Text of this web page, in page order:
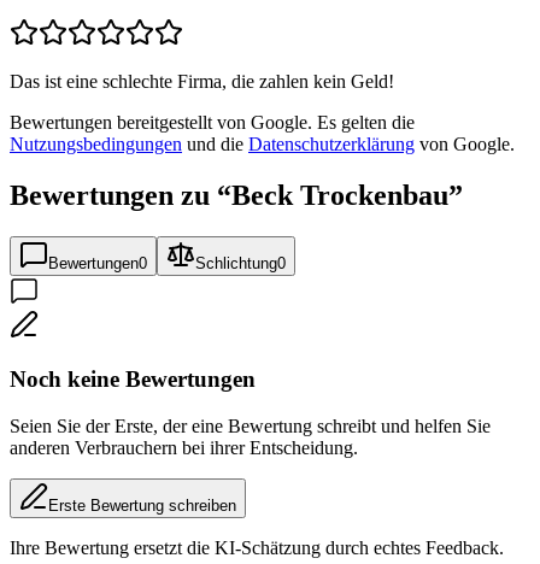
Das ist eine schlechte Firma, die zahlen kein Geld!
Bewertungen bereitgestellt von Google. Es gelten die
Nutzungsbedingungen und die Datenschutzerklärung von Google.
Bewertungen zu “Beck Trockenbau”
Bewertungen0 Schlichtung0
Noch keine Bewertungen
Seien Sie der Erste, der eine Bewertung schreibt und helfen Sie
anderen Verbrauchern bei ihrer Entscheidung.
Erste Bewertung schreiben
Ihre Bewertung ersetzt die KI-Schätzung durch echtes Feedback.